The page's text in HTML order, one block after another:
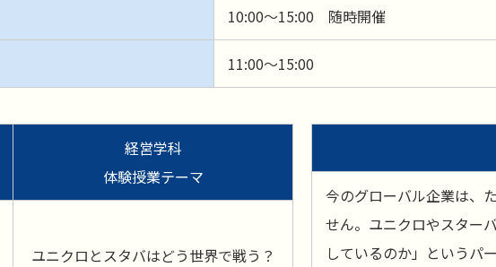
10:00～15:00 随時開催
11:00～15:00
経営学科
体験授業テーマ
ユニクロとスタバはどう世界で戦う？
今のグローバル企業は、
せん。ユニクロやスター
しているのか」というパ